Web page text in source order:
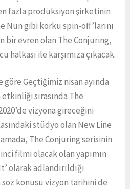
fazla prodüksiyon şirketinin
Nun gibi korku spin-off’larını
bir evren olan The Conjuring,
halkası ile karşımıza çıkacak.
Geçtiğimiz nisan ayında
sırasında The
vizyona gireceğini
stüdyo olan New Line
The Conjuring serisinin
filmi olacak olan yapımın
olarak adlandırıldığı
konusu vizyon tarihini de